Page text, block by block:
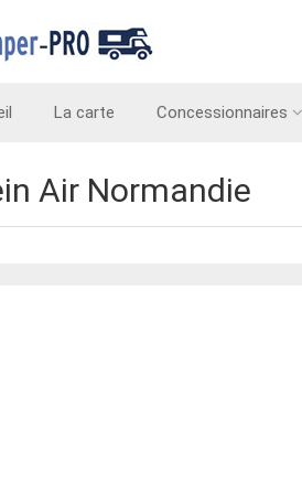
La carte Concessionnaires
Air Normandie